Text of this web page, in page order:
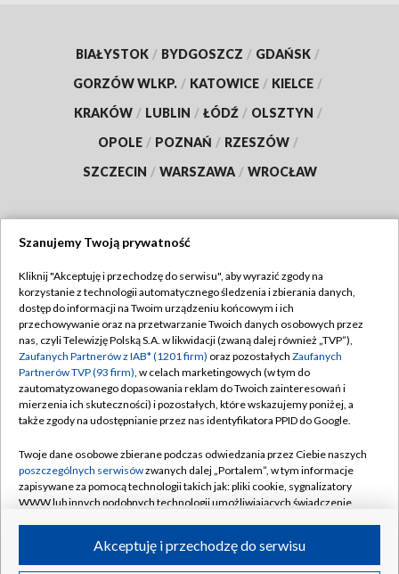
BIAŁYSTOK / BYDGOSZCZ / GDAŃSK /
GORZÓW WLKP. / KATOWICE / KIELCE /
KRAKÓW / LUBLIN / ŁÓDŹ / OLSZTYN /
OPOLE / POZNAŃ / RZESZÓW /
SZCZECIN / WARSZAWA / WROCŁAW
TVP
Abonament TVP
Emisja w TVP
Centrum informacji TVP
Naziemna Telewizja Cyfrowa
Rada Programowa
System NOS
Informacje o nadawcy
Program dla prasy
Regulamin TVP
Polityka prywatności
Moje zgody
Pomoc
Kontakt
Kanały
Szanujemy Twoją prywatność
Kliknij "Akceptuję i przechodzę do serwisu", aby wyrazić zgody na
korzystanie z technologii automatycznego śledzenia i zbierania danych,
dostęp do informacji na Twoim urządzeniu końcowym i ich
przechowywanie oraz na przetwarzanie Twoich danych osobowych przez
nas, czyli Telewizję Polską S.A. w likwidacji (zwaną dalej również „TVP”),
Zaufanych Partnerów z IAB* (1201 firm) oraz pozostałych Zaufanych
Partnerów TVP (93 firm), w celach marketingowych (w tym do
zautomatyzowanego dopasowania reklam do Twoich zainteresowań i
mierzenia ich skuteczności) i pozostałych, które wskazujemy poniżej, a
także zgody na udostępnianie przez nas identyfikatora PPID do Google.
Twoje dane osobowe zbierane podczas odwiedzania przez Ciebie naszych
poszczególnych serwisówzwanych dalej „Portalem”, w tym informacje
zapisywane za pomocą technologii takich jak: pliki cookie, sygnalizatory
WWW lub innych podobnych technologii umożliwiających świadczenie
ruchu w Internecie.Akceptuję i przechodzę do serwisu